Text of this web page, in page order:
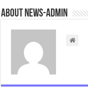
About news-admin